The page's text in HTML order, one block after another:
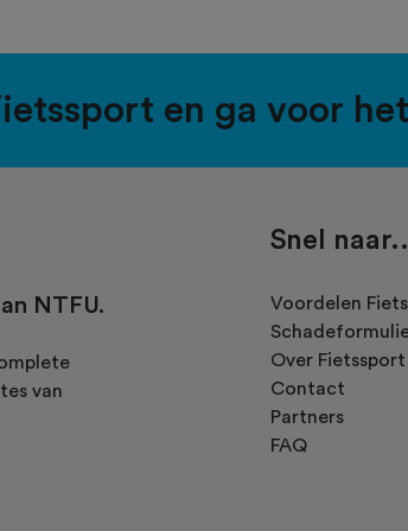
en ga voor
NTFU.
van
Snel
Voordelen
Over Fietssport
Contact
Partners
FAQ